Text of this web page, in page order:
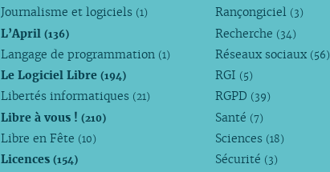
Journalisme et logiciels (1)
L’April(136)
Langage de programmation (1)
Le Logiciel Libre(194)
Libertés informatiques (21)
Libre à vous !(210)
Libre en Fête (10)
Licences(154)
Rançongiciel (3)
Recherche (34)
Réseaux sociaux (56)
RGI (5)
RGPD (39)
Santé (7)
Sciences (18)
Sécurité (3)